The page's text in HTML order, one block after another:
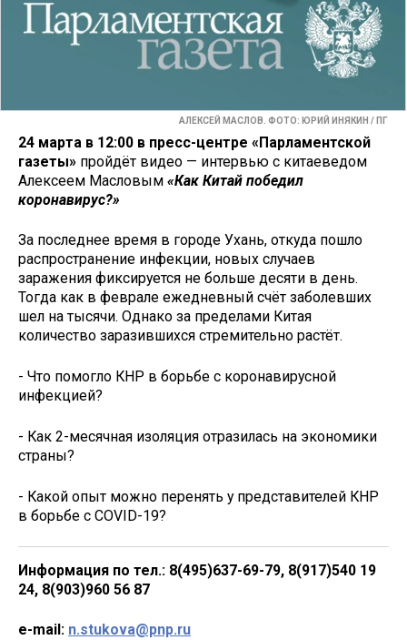
АЛЕКСЕЙ МАСЛОВ. ФОТО: ЮРИЙ ИНЯКИН / ПГ
24 марта в 12:00 в пресс-центре «Парламентской
газеты» пройдёт видео — интервью с китаеведом
Алексеем Масловым «Как Китай победил
коронавирус?»
За последнее время в городе Ухань, откуда пошло
распространение инфекции, новых случаев
заражения фиксируется не больше десяти в день.
Тогда как в феврале ежедневный счёт заболевших
шел на тысячи. Однако за пределами Китая
количество заразившихся стремительно растёт.
- Что помогло КНР в борьбе с коронавирусной
инфекцией?
- Как 2-месячная изоляция отразилась на экономики
страны?
- Какой опыт можно перенять у представителей КНР
в борьбе с COVID-19?
Информация по тел.: 8(495)637-69-79, 8(917)540 19
24, 8(903)960 56 87
e-mail: n.stukova@pnp.ru